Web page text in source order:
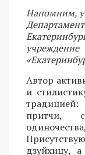
Напомним,
Автор
и
притчи,
дзуйхицу,